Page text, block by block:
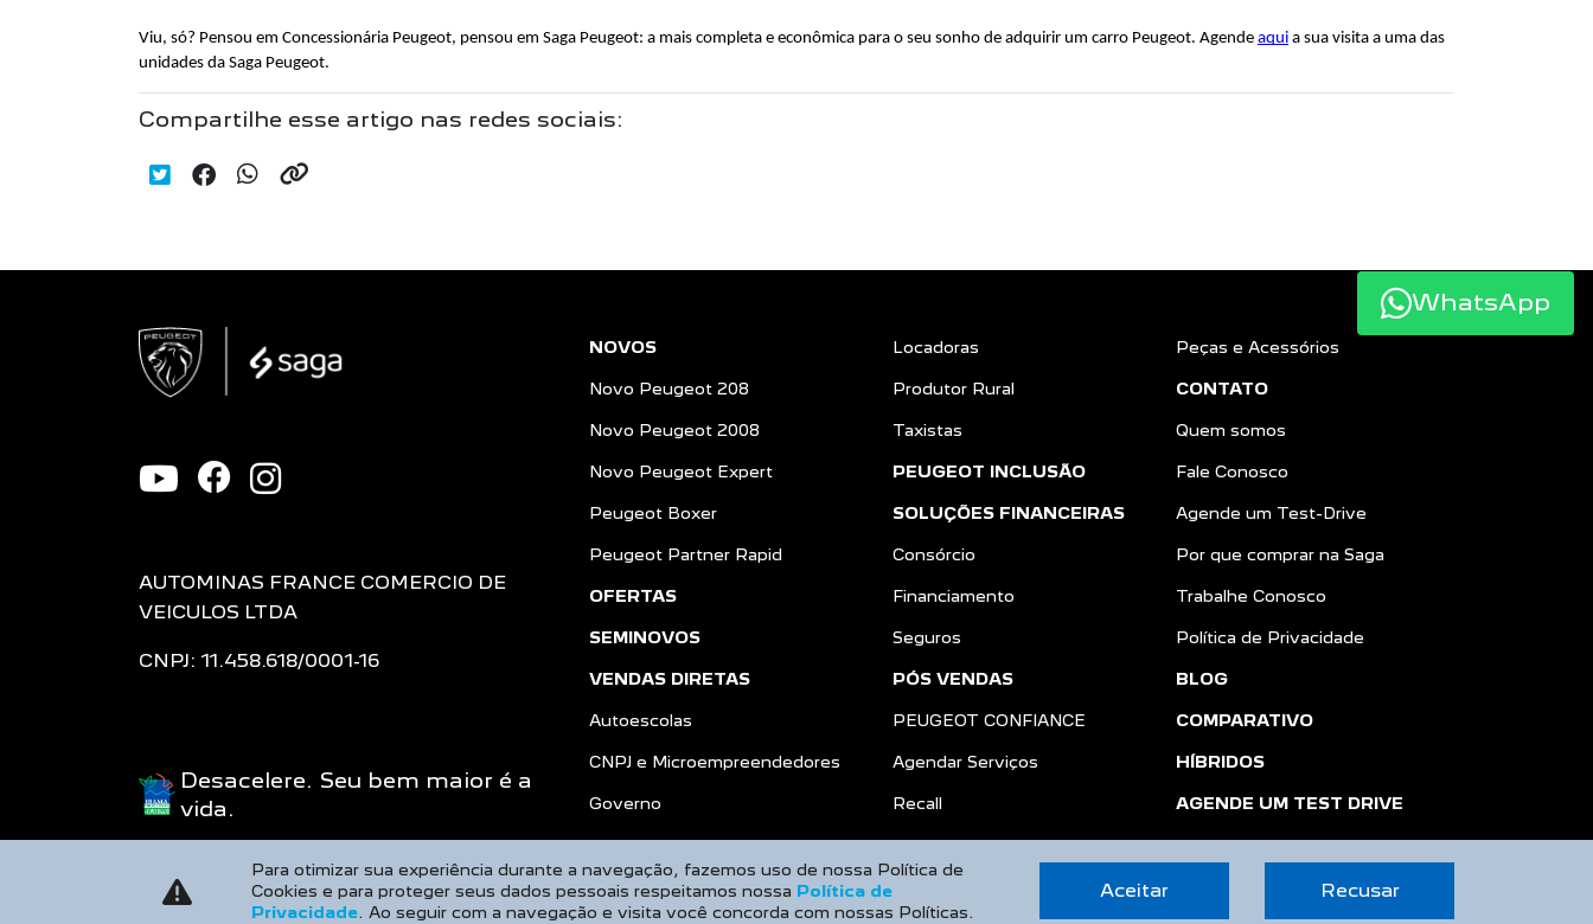
Viu, só? Pensou em Concessionária Peugeot, pensou em Saga Peugeot: a mais completa e econômica para o seu sonho de adquirir um carro Peugeot. Agende aqui a sua visita a uma das
unidades da Saga Peugeot.
Compartilhe esse artigo nas redes sociais:
AUTOMINAS FRANCE COMERCIO DE
VEICULOS LTDA
CNPJ: 11.458.618/0001-16
Desacelere. Seu bem maior é a
vida.
NOVOS
Novo Peugeot 208
Novo Peugeot 2008
Novo Peugeot Expert
Peugeot Boxer
Peugeot Partner Rapid
OFERTAS
SEMINOVOS
VENDAS DIRETAS
Autoescolas
CNPJ e Microempreendedores
Governo
Locadoras
Produtor Rural
Taxistas
PEUGEOT INCLUSÃO
SOLUÇÕES FINANCEIRAS
Consórcio
Financiamento
Seguros
PÓS VENDAS
PEUGEOT CONFIANCE
Agendar Serviços
Recall
Peças e Acessórios
CONTATO
Quem somos
Fale Conosco
Agende um Test-Drive
Por que comprar na Saga
Trabalhe Conosco
Política de Privacidade
BLOG
COMPARATIVO
HÍBRIDOS
AGENDE UM TEST DRIVE
Desenvolvido pela DEALERSPACE ® Direitos Reservados.
WhatsApp
Para otimizar sua experiência durante a navegação, fazemos uso de nossa Política de
Cookies e para proteger seus dados pessoais respeitamos nossa Política de
Privacidade. Ao seguir com a navegação e visita você concorda com nossas Políticas.
Aceitar Recusar